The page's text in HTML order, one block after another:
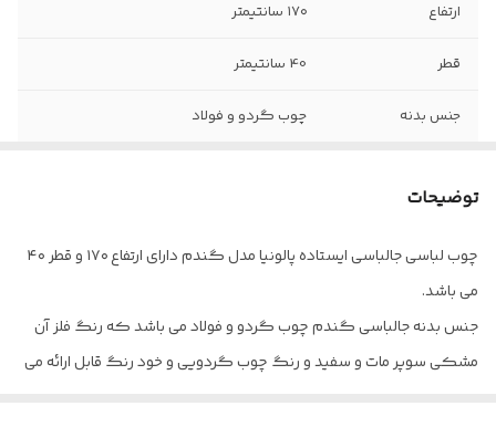
ارتفاع ۱۷۰ سانتیمتر
قطر 40 سانتیمتر
جنس بدنه چوب گردو و فولاد
توضیحات
چوب لباسی جالباسی ایستاده پالونیا مدل گندم دارای ارتفاع ۱۷۰ و قطر ۴۰
می باشد.
جنس بدنه جالباسی گندم چوب گردو و فولاد می باشد که رنگ فلز آن
مشکی سوپر مات و سفید و رنگ چوب گردویی و خود رنگ قابل ارائه می